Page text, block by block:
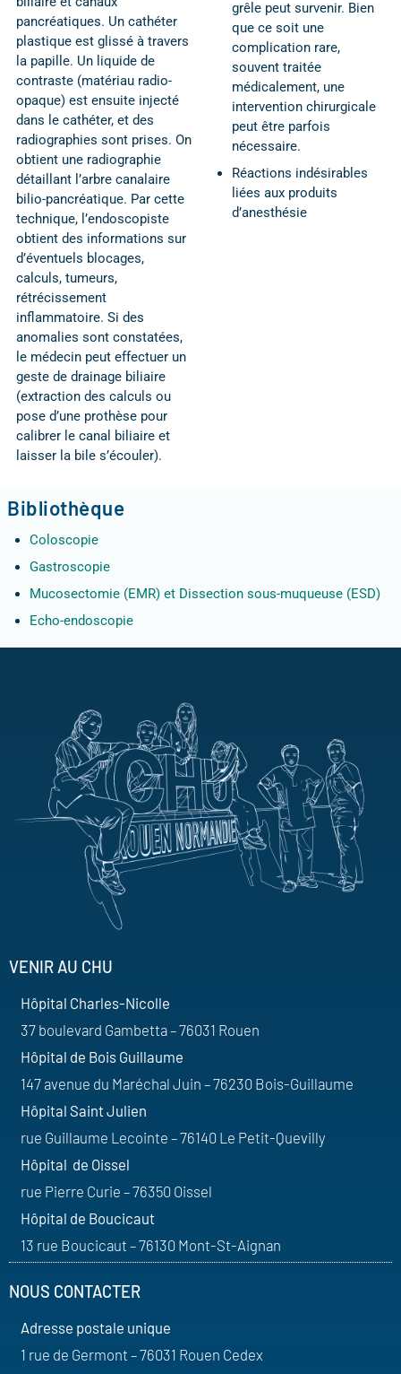
pancréatiques. Un cathéter
plastique est glissé à travers
la papille. Un liquide de
contraste (matériau radio-
opaque) est ensuite injecté
dans le cathéter, et des
radiographies sont prises. On
obtient une radiographie
détaillant l’arbre canalaire
bilio-pancréatique. Par cette
technique, l’endoscopiste
obtient des informations sur
d’éventuels blocages,
calculs, tumeurs,
rétrécissement
inflammatoire. Si des
anomalies sont constatées,
le médecin peut effectuer un
geste de drainage biliaire
(extraction des calculs ou
pose d’une prothèse pour
calibrer le canal biliaire et
laisser la bile s’écouler).
grêle peut survenir. Bien
que ce soit une
complication rare,
souvent traitée
médicalement, une
intervention chirurgicale
peut être parfois
nécessaire.
Réactions indésirables
liées aux produits
d’anesthésie
Bibliothèque
Coloscopie
Gastroscopie
Mucosectomie (EMR) et Dissection sous-muqueuse (ESD)
Echo-endoscopie
VENIR AU CHU
Hôpital Charles-Nicolle
37 boulevard Gambetta – 76031 Rouen
Hôpital de Bois Guillaume
147 avenue du Maréchal Juin – 76230 Bois-Guillaume
Hôpital Saint Julien
rue Guillaume Lecointe – 76140 Le Petit-Quevilly
Hôpital de Oissel
rue Pierre Curie – 76350 Oissel
Hôpital de Boucicaut
13 rue Boucicaut – 76130 Mont-St-Aignan
NOUS CONTACTER
Adresse postale unique
1 rue de Germont – 76031 Rouen Cedex